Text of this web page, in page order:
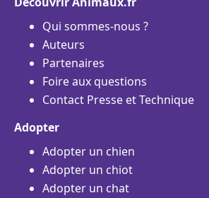
Qui sommes-nous ?
Auteurs
Partenaires
Foire aux questions
Contact Presse et Technique
Adopter
Adopter un chien
Adopter un chiot
Adopter un chat